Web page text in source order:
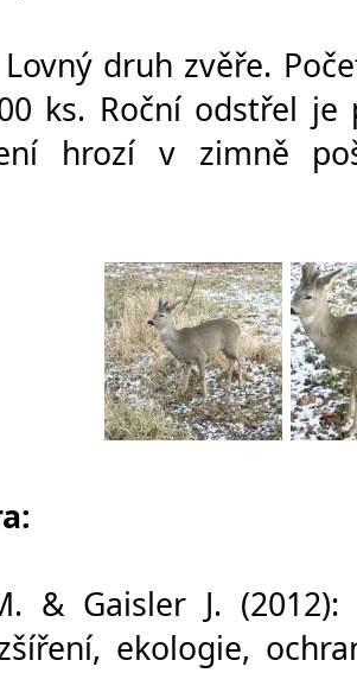
Lovný druh zvěře.
ks. Roční odstřel
hrozí v zimně
& Gaisler J. (2012):
ekologie,